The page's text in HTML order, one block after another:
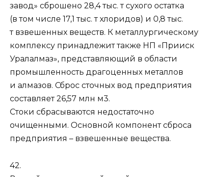
завод» сброшено 28,4 тыс. т сухого остатка
(в том числе 17,1 тыс. т хлоридов) и 0,8 тыс.
т взвешенных веществ. К металлургическому
комплексу принадлежит также НП «Прииск
Уралалмаз», представляющий в области
промышленность драгоценных металлов
и алмазов. Сброс сточных вод предприятия
составляет 26,57 млн м3.
Стоки сбрасываются недостаточно
очищенными. Основной компонент сброса
предприятия – взвешенные вещества.
42.